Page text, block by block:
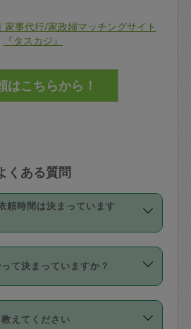
家事代行/家政婦マッチングサイト
『タスカジ』
くある質問
頼時間は決まっています
3時間固定です。3時間を
たい場合は、延長機能をご
。機能をご利用いただくに
ることが必要です。な
て決まっていますか？
帯の中からタスカジさん自
で設定しています。
えてください